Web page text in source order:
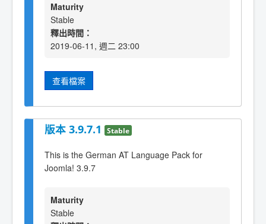
Maturity
Stable
釋出時間：
2019-06-11, 週二 23:00
查看檔案
版本 3.9.7.1 Stable
This is the German AT Language Pack for
Joomla! 3.9.7
Maturity
Stable